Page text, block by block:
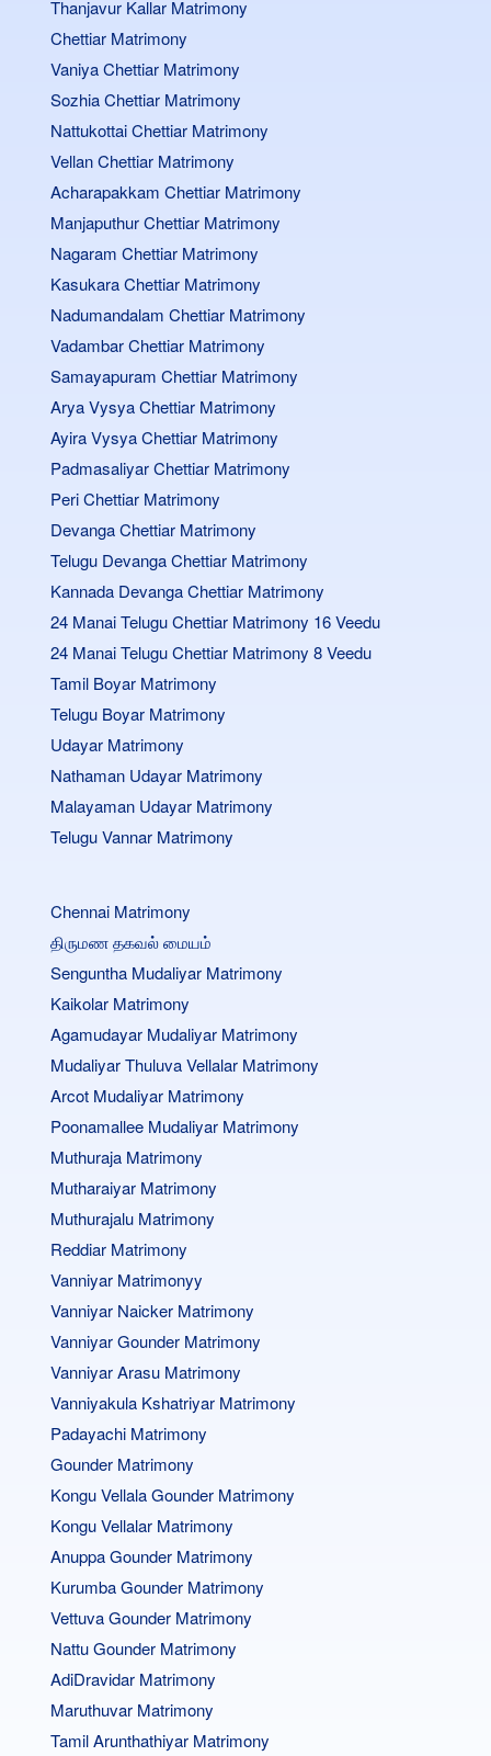
Thanjavur Kallar Matrimony
Chettiar Matrimony
Vaniya Chettiar Matrimony
Sozhia Chettiar Matrimony
Nattukottai Chettiar Matrimony
Vellan Chettiar Matrimony
Acharapakkam Chettiar Matrimony
Manjaputhur Chettiar Matrimony
Nagaram Chettiar Matrimony
Kasukara Chettiar Matrimony
Nadumandalam Chettiar Matrimony
Vadambar Chettiar Matrimony
Samayapuram Chettiar Matrimony
Arya Vysya Chettiar Matrimony
Ayira Vysya Chettiar Matrimony
Padmasaliyar Chettiar Matrimony
Peri Chettiar Matrimony
Devanga Chettiar Matrimony
Telugu Devanga Chettiar Matrimony
Kannada Devanga Chettiar Matrimony
24 Manai Telugu Chettiar Matrimony 16 Veedu
24 Manai Telugu Chettiar Matrimony 8 Veedu
Tamil Boyar Matrimony
Telugu Boyar Matrimony
Udayar Matrimony
Nathaman Udayar Matrimony
Malayaman Udayar Matrimony
Telugu Vannar Matrimony
Chennai Matrimony
திருமண தகவல் மையம்
Senguntha Mudaliyar Matrimony
Kaikolar Matrimony
Agamudayar Mudaliyar Matrimony
Mudaliyar Thuluva Vellalar Matrimony
Arcot Mudaliyar Matrimony
Poonamallee Mudaliyar Matrimony
Muthuraja Matrimony
Mutharaiyar Matrimony
Muthurajalu Matrimony
Reddiar Matrimony
Vanniyar Matrimonyy
Vanniyar Naicker Matrimony
Vanniyar Gounder Matrimony
Vanniyar Arasu Matrimony
Vanniyakula Kshatriyar Matrimony
Padayachi Matrimony
Gounder Matrimony
Kongu Vellala Gounder Matrimony
Kongu Vellalar Matrimony
Anuppa Gounder Matrimony
Kurumba Gounder Matrimony
Vettuva Gounder Matrimony
Nattu Gounder Matrimony
AdiDravidar Matrimony
Maruthuvar Matrimony
Tamil Arunthathiyar Matrimony